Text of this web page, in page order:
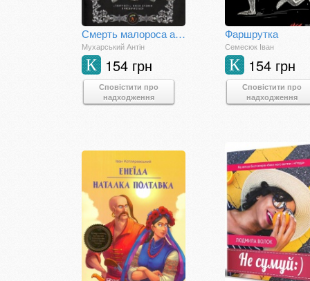
Смерть малороса або ніч перед Трійцею
Мухарський Антін
154 грн
К
Сповістити про
надходження
Фаршрутка
Семесюк Іван
154 грн
К
Сповістити про
надходження